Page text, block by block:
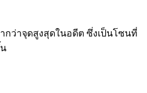
ำกว่าจุดสูงสุดในอดีต ซึ่งเป็นโซนที่